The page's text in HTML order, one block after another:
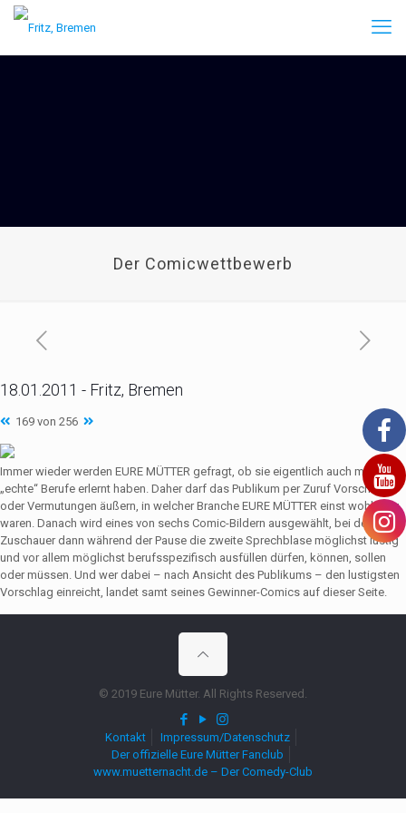
Der Comicwettbewerb
18.01.2011 - Fritz, Bremen
169 von 256
Immer wieder werden EURE MÜTTER gefragt, ob sie eigentlich auch mal
„echte“ Berufe erlernt haben. Daher darf das Publikum per Zuruf Vorschläge
oder Vermutungen äußern, in welcher Branche EURE MÜTTER einst wohl tätig
waren. Danach wird eines von sechs Comic-Bildern ausgewählt, bei dem die
Zuschauer dann während der Pause die zweite Sprechblase möglichst lustig
und vor allem möglichst berufsspezifisch ausfüllen dürfen, können, sollen
oder müssen. Und wer dabei – nach Ansicht des Publikums – den lustigsten
Vorschlag einreicht, landet samt seines Gewinner-Comics auf dieser Seite.
© 2019 Eure Mütter. All Rights Reserved.
Kontakt
Impressum/Datenschutz
Der offizielle Eure Mütter Fanclub
www.muetternacht.de – Der Comedy-Club